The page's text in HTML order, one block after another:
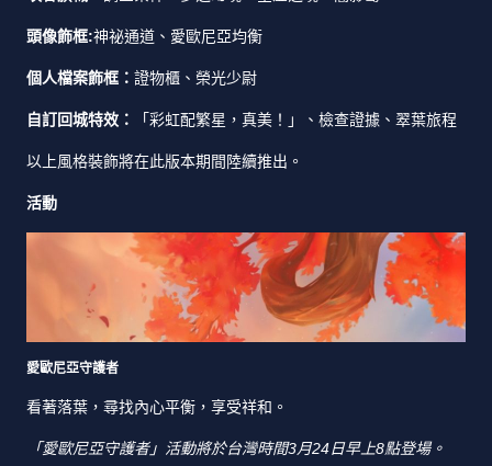
頭像飾框:神祕通道、愛歐尼亞均衡
個人檔案飾框： 證物櫃、榮光少尉
自訂回城特效： 「彩虹配繁星，真美！」、檢查證據、翠葉旅程
以上風格裝飾將在此版本期間陸續推出。
活動
愛歐尼亞守護者
看著落葉，尋找內心平衡，享受祥和。
「愛歐尼亞守護者」活動將於台灣時間3月24日早上8點登場。